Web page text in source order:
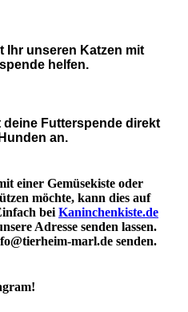
Ihr unseren Katzen mit
helfen.
Futterspende direkt
an.
einer Gemüsekiste oder
möchte, kann dies auf
bei Kaninchenkiste.de
Adresse senden lassen.
marl.de senden.